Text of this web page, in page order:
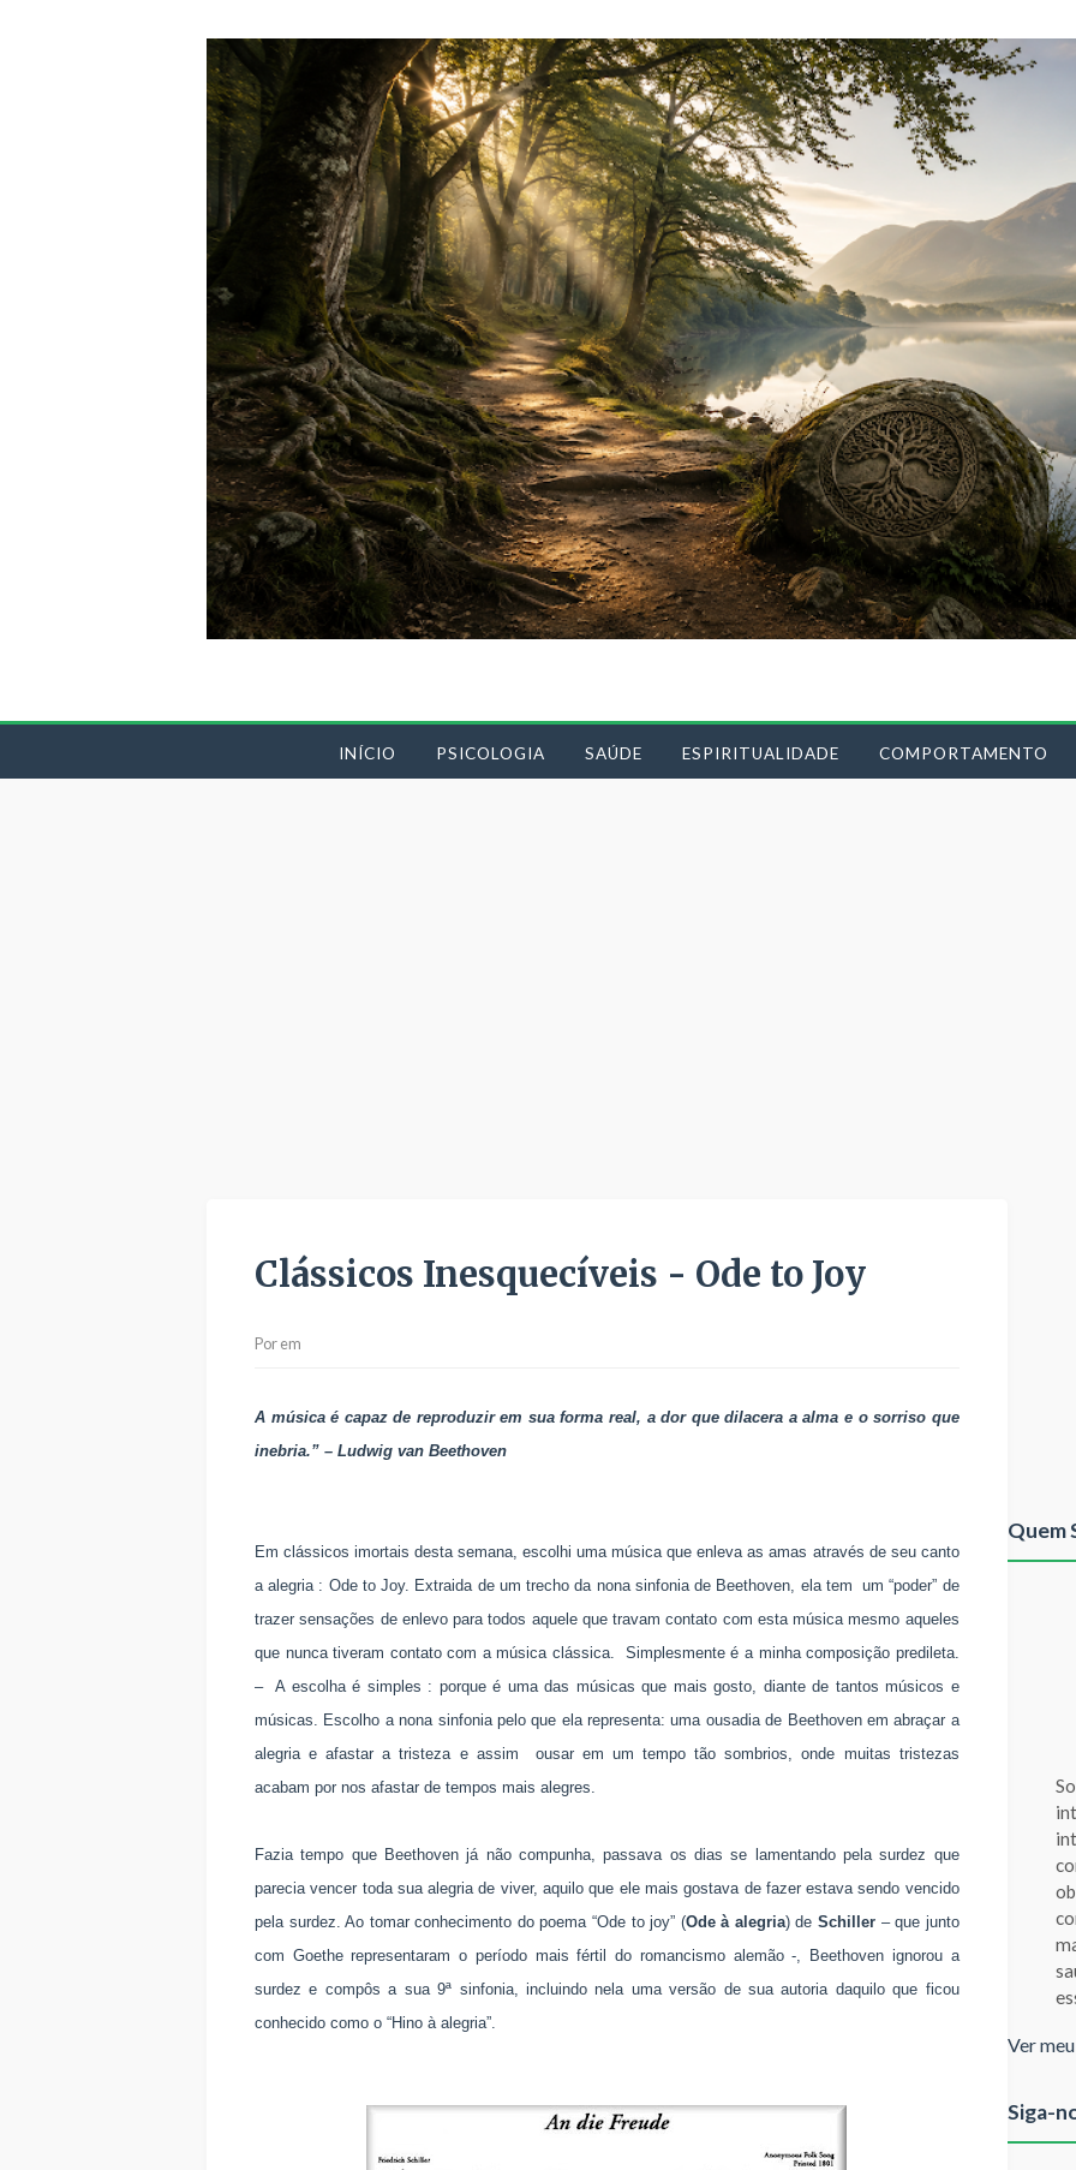
INÍCIO PSICOLOGIA SAÚDE ESPIRITUALIDADE COMPORTAMENTO
Clássicos Inesquecíveis - Ode to Joy
Porem
A música é capaz de reproduzir em sua forma real, a dor que dilacera a alma e o sorriso que
inebria.” – Ludwig van Beethoven
Em clássicos imortais desta semana, escolhi uma música que enleva as amas através de seu canto
a alegria : Ode to Joy. Extraida de um trecho da nona sinfonia de Beethoven, ela tem um “poder” de
trazer sensações de enlevo para todos aquele que travam contato com esta música mesmo aqueles
que nunca tiveram contato com a música clássica. Simplesmente é a minha composição predileta.
– A escolha é simples : porque é uma das músicas que mais gosto, diante de tantos músicos e
músicas. Escolho a nona sinfonia pelo que ela representa: uma ousadia de Beethoven em abraçar a
alegria e afastar a tristeza e assim ousar em um tempo tão sombrios, onde muitas tristezas
acabam por nos afastar de tempos mais alegres.
Fazia tempo que Beethoven já não compunha, passava os dias se lamentando pela surdez que
parecia vencer toda sua alegria de viver, aquilo que ele mais gostava de fazer estava sendo vencido
pela surdez. Ao tomar conhecimento do poema “Ode to joy” (Ode à alegria) de Schiller– que junto
com Goethe representaram o período mais fértil do romancismo alemão -, Beethoven ignorou a
surdez e compôs a sua 9ª sinfonia, incluindo nela uma versão de sua autoria daquilo que ficou
conhecido como o “Hino à alegria”.
Quem
Ver
Siga-